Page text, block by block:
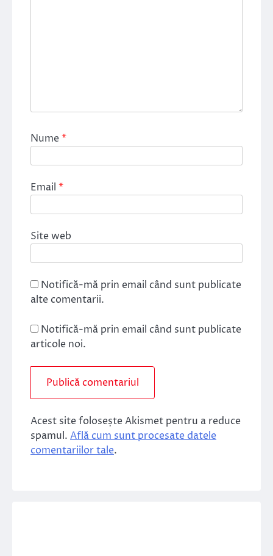
Nume*
Email *
Site web
Notifică-mă prin email când sunt publicate
alte comentarii.
Notifică-mă prin email când sunt publicate
articole noi.
Acest site folosește Akismet pentru a reduce
spamul. Află cum sunt procesate datele
comentariilor tale.